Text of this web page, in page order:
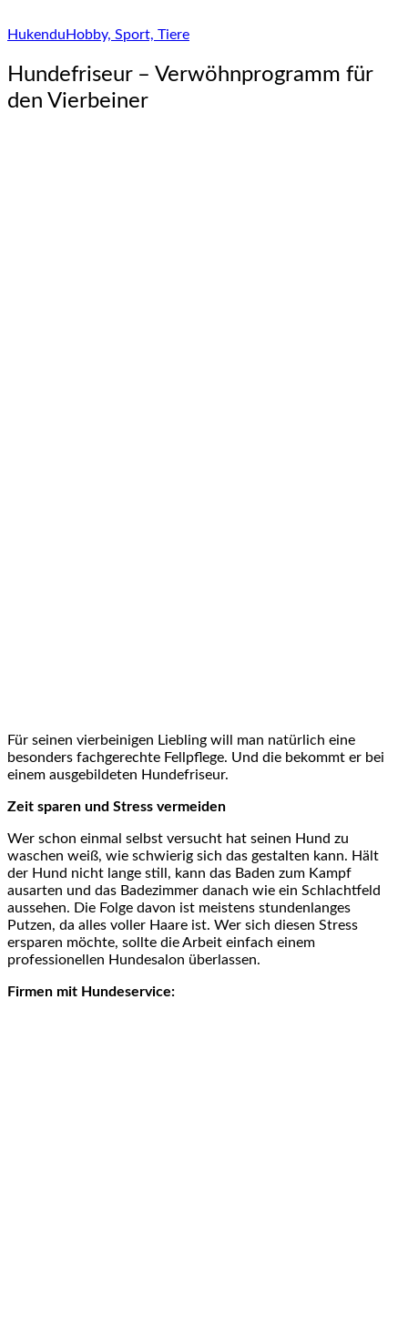
Hukendu Hobby, Sport, Tiere
Hundefriseur – Verwöhnprogramm für
den Vierbeiner
Für seinen vierbeinigen Liebling will man natürlich eine
besonders fachgerechte Fellpflege. Und die bekommt er bei
einem ausgebildeten Hundefriseur.
Zeit sparen und Stress vermeiden
Wer schon einmal selbst versucht hat seinen Hund zu
waschen weiß, wie schwierig sich das gestalten kann. Hält
der Hund nicht lange still, kann das Baden zum Kampf
ausarten und das Badezimmer danach wie ein Schlachtfeld
aussehen. Die Folge davon ist meistens stundenlanges
Putzen, da alles voller Haare ist. Wer sich diesen Stress
ersparen möchte, sollte die Arbeit einfach einem
professionellen Hundesalon überlassen.
Firmen mit Hundeservice: